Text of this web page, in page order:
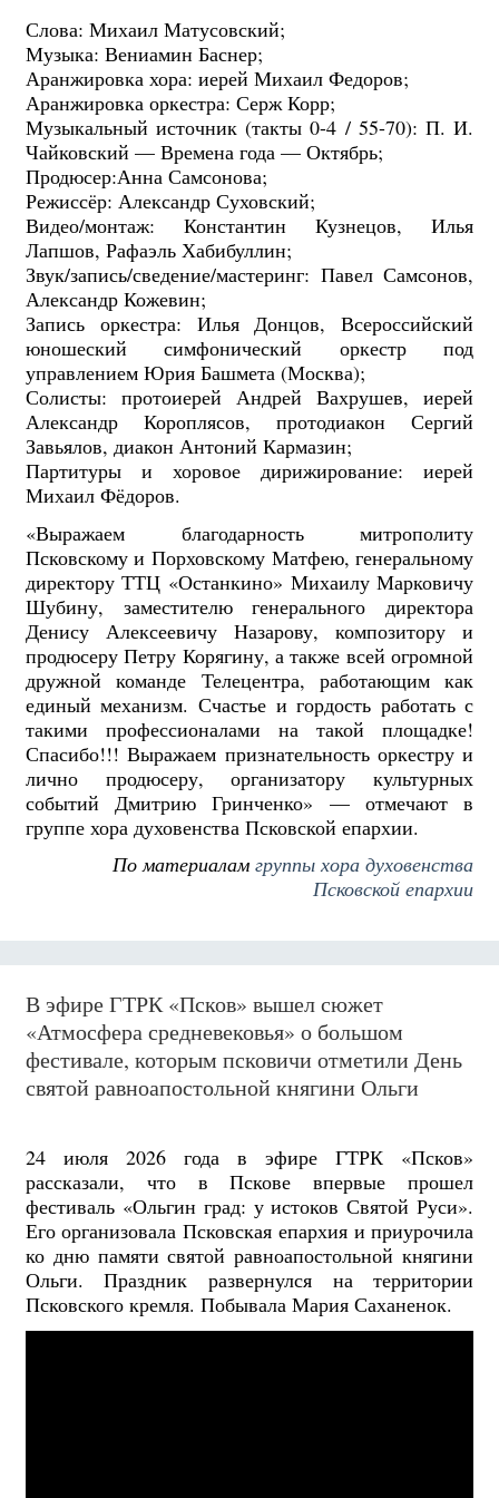
Слова: Михаил Матусовский;
Музыка: Вениамин Баснер;
Аранжировка хора: иерей Михаил Федоров;
Аранжировка оркестра: Серж Корр;
Музыкальный источник (такты 0-4 / 55-70): П. И.
Чайковский — Времена года — Октябрь;
Продюсер:Анна Самсонова;
Режиссёр: Александр Суховский;
Видео/монтаж: Константин Кузнецов, Илья
Лапшов, Рафаэль Хабибуллин;
Звук/запись/сведение/мастеринг: Павел Самсонов,
Александр Кожевин;
Запись оркестра: Илья Донцов, Всероссийский
юношеский симфонический оркестр под
управлением Юрия Башмета (Москва);
Солисты: протоиерей Андрей Вахрушев, иерей
Александр Короплясов, протодиакон Сергий
Завьялов, диакон Антоний Кармазин;
Партитуры и хоровое дирижирование: иерей
Михаил Фёдоров.
«Выражаем благодарность митрополиту
Псковскому и Порховскому Матфею, генеральному
директору ТТЦ «Останкино» Михаилу Марковичу
Шубину, заместителю генерального директора
Денису Алексеевичу Назарову, композитору и
продюсеру Петру Корягину, а также всей огромной
дружной команде Телецентра, работающим как
единый механизм. Счастье и гордость работать с
такими профессионалами на такой площадке!
Спасибо!!! Выражаем признательность оркестру и
лично продюсеру, организатору культурных
событий Дмитрию Гринченко» — отмечают в
группе хора духовенства Псковской епархии.
По материаламгруппы хора духовенства
Псковской епархии
В эфире ГТРК «Псков» вышел сюжет
«Атмосфера средневековья» о большом
фестивале, которым псковичи отметили День
святой равноапостольной княгини Ольги
24 июля 2026 года в эфире ГТРК «Псков»
рассказали, что в Пскове впервые прошел
фестиваль «Ольгин град: у истоков Святой Руси».
Его организовала Псковская епархия и приурочила
ко дню памяти святой равноапостольной княгини
Ольги. Праздник развернулся на территории
Псковского кремля. Побывала Мария Саханенок.